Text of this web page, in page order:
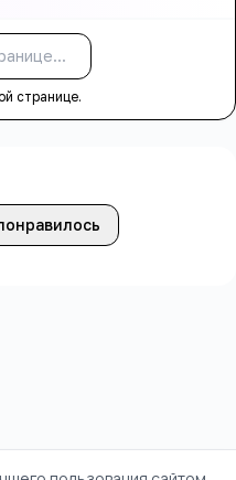
странице.